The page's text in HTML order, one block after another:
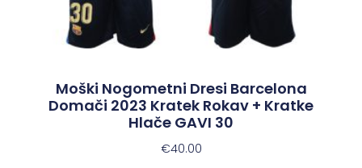
Moški Nogometni Dresi Barcelona
Domači 2023 Kratek Rokav + Kratke
Hlače GAVI 30
€40.00